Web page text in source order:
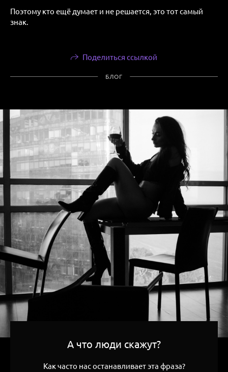
Поэтому кто ещё думает и не решается, это тот самый
знак.
Поделиться ссылкой
БЛОГ
А что люди скажут?
Как часто нас останавливает эта фраза?